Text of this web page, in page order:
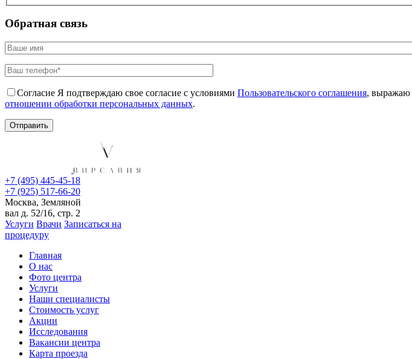
Обратная связь
Согласие Я подтверждаю свое согласие с условиями Пользовательского соглашения, выражаю
отношении обработки персональных данных.
+7 (495) 445-45-18
+7 (925) 517-66-20
Москва, Земляной
вал д. 52/16, стр. 2
Услуги Врачи Записаться на
процедуру
Главная
О нас
Фото центра
Услуги
Наши специалисты
Стоимость услуг
Акции
Исследования
Вакансии центра
Карта проезда